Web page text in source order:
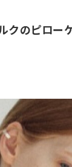
クのピロー